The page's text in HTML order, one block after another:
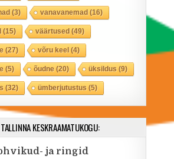
(3) vanavanemad(16)
(15) väärtused(49)
(27) võru keel(4)
(5) õudne(20) üksildus(9)
(32) ümberjutustus(5)
TALLINNA KESKRAAMATUKOGU:
ja ringid